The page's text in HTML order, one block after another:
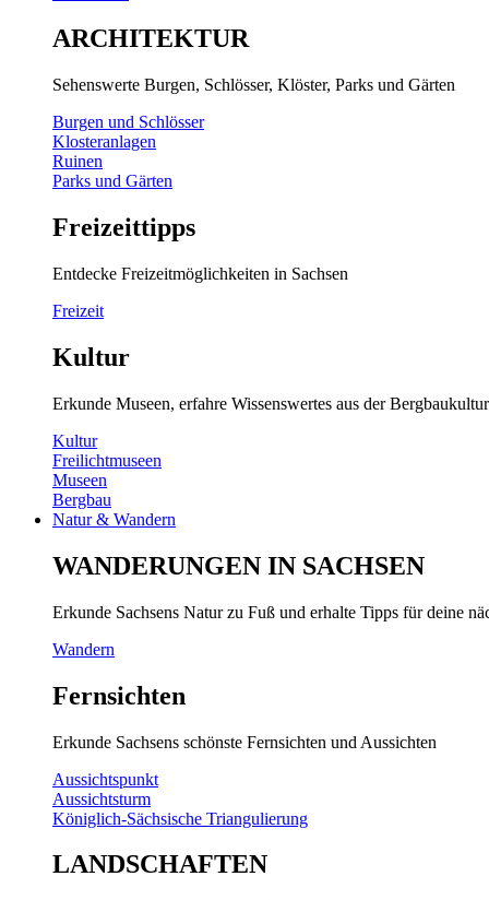
ARCHITEKTUR
Sehenswerte Burgen, Schlösser, Klöster, Parks und Gärten
Burgen und Schlösser
Klosteranlagen
Ruinen
Parks und Gärten
Freizeittipps
Entdecke Freizeitmöglichkeiten in Sachsen
Freizeit
Kultur
Erkunde Museen, erfahre Wissenswertes aus der
Kultur
Freilichtmuseen
Museen
Bergbau
Natur & Wandern
WANDERUNGEN IN SACHSEN
Erkunde Sachsens Natur zu Fuß und erhalte Tipps für deine
Wandern
Fernsichten
Erkunde Sachsens schönste Fernsichten und Aussichten
Aussichtspunkt
Aussichtsturm
Königlich-Sächsische Triangulierung
LANDSCHAFTEN